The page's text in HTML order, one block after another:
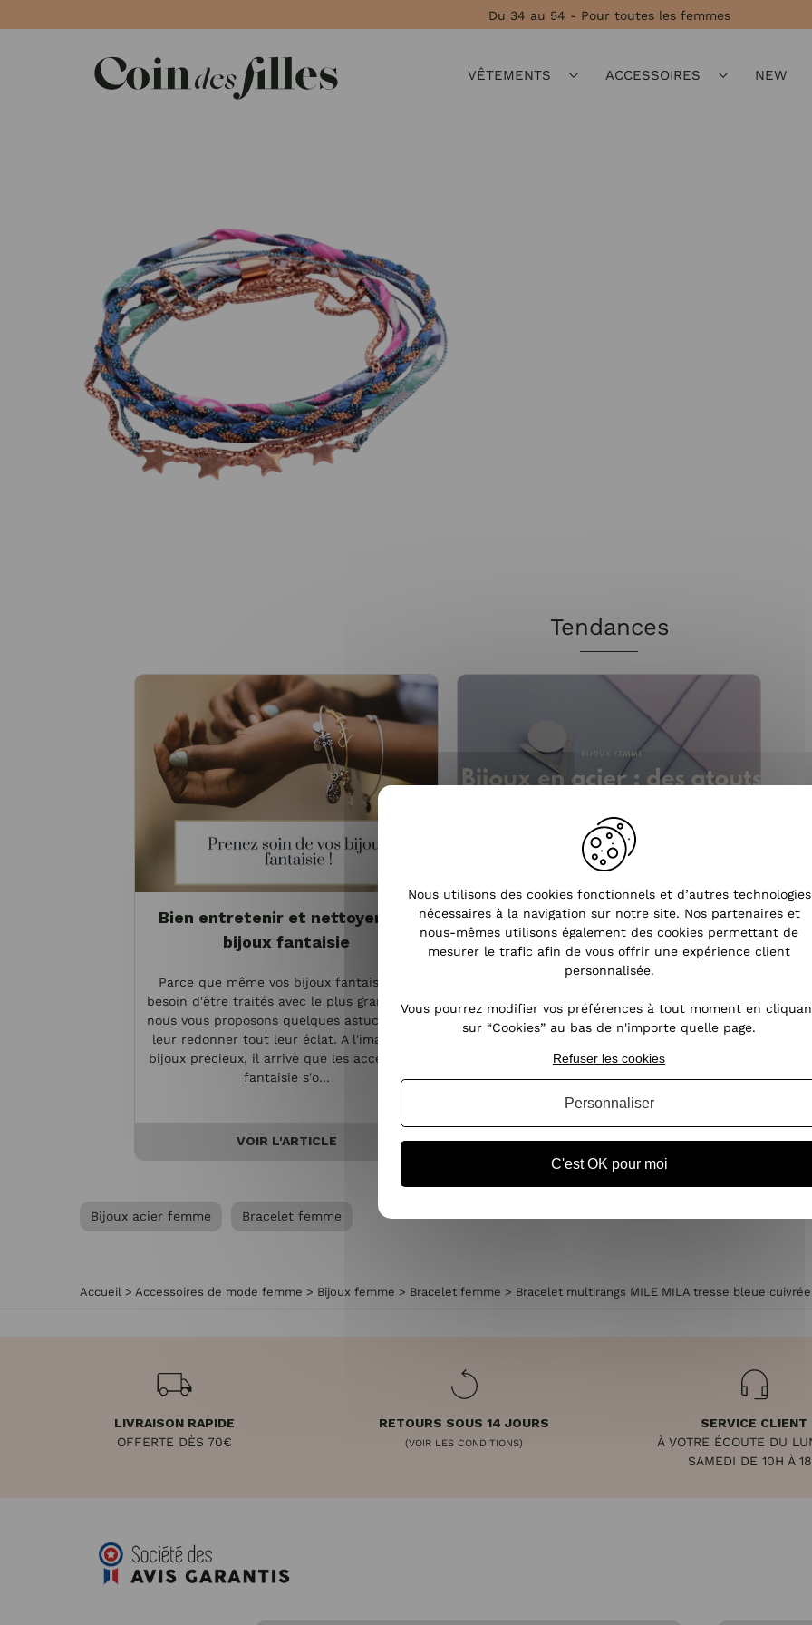
Du 34 au 54 - Pour toutes les femmes
VÊTEMENTS ACCESSOIRES NEW
Tendances
Bien entretenir et nettoyer vos
bijoux fantaisie
Parce que même vos bijoux fantaisie ont
besoin d'être traités avec le plus grand soin,
nous vous proposons quelques astuces pour
leur redonner tout leur éclat. A l'image des
bijoux précieux, il arrive que les accessoires
fantaisie s'o...
VOIR L'ARTICLE
Pourquoi choisir les bijoux en
acier ?
Les bijoux fantaisie font fureur. L'acier est
notamment prisé pour la réalisation de
bijoux féminins. Ce métal possède des
atouts indéniables permettant aux bijoux de
perdurer dans le temps. Quels sont les
atouts de ces bijoux en acie...
VOIR L'ARTICLE
Bijoux acier femme Bracelet femme
Accueil > Accessoires de mode femme > Bijoux femme > Bracelet femme > Bracelet multirangs MILE MILA tresse bleue
LIVRAISON RAPIDE
OFFERTE DÈS 70€
RETOURS SOUS 14 JOURS
(VOIR LES CONDITIONS)
SERVICE CLIENT
À VOTRE ÉCOUTE DU
SAMEDI DE 10H À
Nous utilisons des cookies fonctionnels et d’autres technologies
nécessaires à la navigation sur notre site. Nos partenaires et
nous-mêmes utilisons également des cookies permettant de
mesurer le trafic afin de vous offrir une expérience client
personnalisée.
Vous pourrez modifier vos préférences à tout moment en
sur “Cookies” au bas de n'importe quelle page.
C'est OK pour moi
Refuser les cookies
Personnaliser